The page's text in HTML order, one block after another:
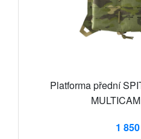
Platforma přední
1